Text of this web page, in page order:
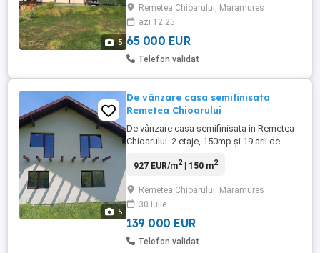
5
la etaj și un spațiu de 6X6 m . O terasă
imensă tot din lemn , fosă funcțională,
apă de ...
Remetea Chioarului, Maramures
azi 12:25
65 000 EUR
Telefon validat
5
De vânzare casa semifinisata
Remetea Chioarului
De vânzare casa semifinisata in Remetea
Chioarului. 2 etaje, 150mp și 19 arii de
927 EUR/m2| 150 m2
Remetea Chioarului, Maramures
30 iulie
139 000 EUR
Telefon validat